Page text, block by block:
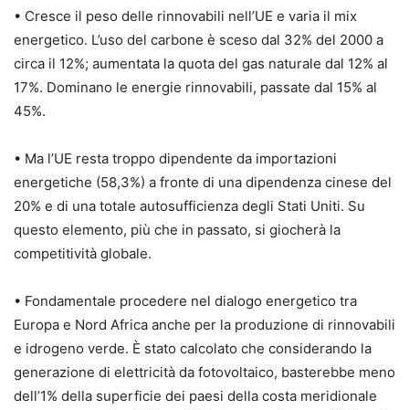
• Cresce il peso delle rinnovabili nell’UE e varia il mix
energetico. L’uso del carbone è sceso dal 32% del 2000 a
circa il 12%; aumentata la quota del gas naturale dal 12% al
17%. Dominano le energie rinnovabili, passate dal 15% al
45%.
• Ma l’UE resta troppo dipendente da importazioni
energetiche (58,3%) a fronte di una dipendenza cinese del
20% e di una totale autosufficienza degli Stati Uniti. Su
questo elemento, più che in passato, si giocherà la
competitività globale.
• Fondamentale procedere nel dialogo energetico tra
Europa e Nord Africa anche per la produzione di rinnovabili
e idrogeno verde. È stato calcolato che considerando la
generazione di elettricità da fotovoltaico, basterebbe meno
dell’1% della superficie dei paesi della costa meridionale